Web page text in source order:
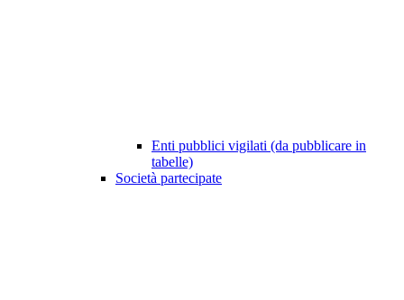
Enti pubblici vigilati (da pubblicare in
tabelle)
Società partecipate